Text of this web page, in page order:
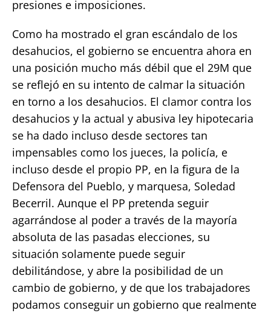
presiones e imposiciones.
Como ha mostrado el gran escándalo de los
desahucios, el gobierno se encuentra ahora en
una posición mucho más débil que el 29M que
se reflejó en su intento de calmar la situación
en torno a los desahucios. El clamor contra los
desahucios y la actual y abusiva ley hipotecaria
se ha dado incluso desde sectores tan
impensables como los jueces, la policía, e
incluso desde el propio PP, en la figura de la
Defensora del Pueblo, y marquesa, Soledad
Becerril. Aunque el PP pretenda seguir
agarrándose al poder a través de la mayoría
absoluta de las pasadas elecciones, su
situación solamente puede seguir
debilitándose, y abre la posibilidad de un
cambio de gobierno, y de que los trabajadores
podamos conseguir un gobierno que realmente